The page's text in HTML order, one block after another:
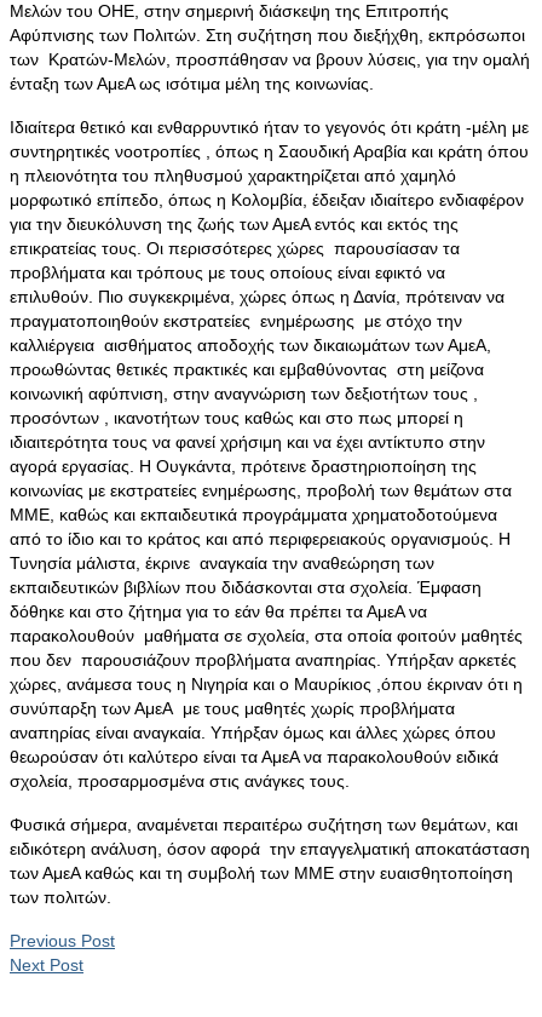
Μελών του ΟΗΕ, στην σημερινή διάσκεψη της Επιτροπής
Αφύπνισης των Πολιτών. Στη συζήτηση που διεξήχθη, εκπρόσωποι
των Κρατών-Μελών, προσπάθησαν να βρουν λύσεις, για την ομαλή
ένταξη των ΑμεΑ ως ισότιμα μέλη της κοινωνίας.
Ιδιαίτερα θετικό και ενθαρρυντικό ήταν το γεγονός ότι κράτη -μέλη με
συντηρητικές νοοτροπίες , όπως η Σαουδική Αραβία και κράτη όπου
η πλειονότητα του πληθυσμού χαρακτηρίζεται από χαμηλό
μορφωτικό επίπεδο, όπως η Κολομβία, έδειξαν ιδιαίτερο ενδιαφέρον
για την διευκόλυνση της ζωής των ΑμεΑ εντός και εκτός της
επικρατείας τους. Οι περισσότερες χώρες παρουσίασαν τα
προβλήματα και τρόπους με τους οποίους είναι εφικτό να
επιλυθούν. Πιο συγκεκριμένα, χώρες όπως η Δανία, πρότειναν να
πραγματοποιηθούν εκστρατείες ενημέρωσης με στόχο την
καλλιέργεια αισθήματος αποδοχής των δικαιωμάτων των ΑμεΑ,
προωθώντας θετικές πρακτικές και εμβαθύνοντας στη μείζονα
κοινωνική αφύπνιση, στην αναγνώριση των δεξιοτήτων τους ,
προσόντων , ικανοτήτων τους καθώς και στο πως μπορεί η
ιδιαιτερότητα τους να φανεί χρήσιμη και να έχει αντίκτυπο στην
αγορά εργασίας. H Ουγκάντα, πρότεινε δραστηριοποίηση της
κοινωνίας με εκστρατείες ενημέρωσης, προβολή των θεμάτων στα
ΜΜΕ, καθώς και εκπαιδευτικά προγράμματα χρηματοδοτούμενα
από το ίδιο και το κράτος και από περιφερειακούς οργανισμούς. Η
Τυνησία μάλιστα, έκρινε αναγκαία την αναθεώρηση των
εκπαιδευτικών βιβλίων που διδάσκονται στα σχολεία. Έμφαση
δόθηκε και στο ζήτημα για το εάν θα πρέπει τα ΑμεΑ να
παρακολουθούν μαθήματα σε σχολεία, στα οποία φοιτούν μαθητές
που δεν παρουσιάζουν προβλήματα αναπηρίας. Υπήρξαν αρκετές
χώρες, ανάμεσα τους η Νιγηρία και ο Μαυρίκιος ,όπου έκριναν ότι η
συνύπαρξη των ΑμεΑ με τους μαθητές χωρίς προβλήματα
αναπηρίας είναι αναγκαία. Υπήρξαν όμως και άλλες χώρες όπου
θεωρούσαν ότι καλύτερο είναι τα ΑμεΑ να παρακολουθούν ειδικά
σχολεία, προσαρμοσμένα στις ανάγκες τους.
Φυσικά σήμερα, αναμένεται περαιτέρω συζήτηση των θεμάτων, και
ειδικότερη ανάλυση, όσον αφορά την επαγγελματική αποκατάσταση
των ΑμεΑ καθώς και τη συμβολή των ΜΜΕ στην ευαισθητοποίηση
των πολιτών.
Previous Post
Next Post